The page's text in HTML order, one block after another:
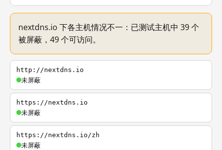
nextdns.io 下各主机情况不一：已测试主机中 39 个
被屏蔽，49 个可访问。
http://nextdns.io
未屏蔽
https://nextdns.io
未屏蔽
https://nextdns.io/zh
未屏蔽